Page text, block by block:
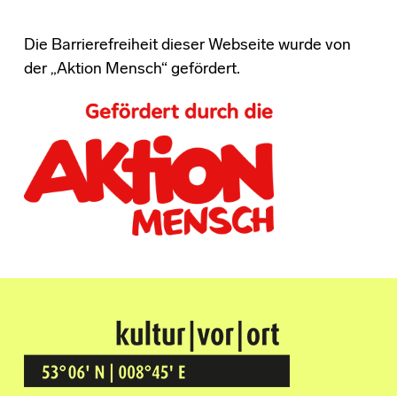
Die Barrierefreiheit dieser Webseite wurde von
der „Aktion Mensch“ gefördert.
Kultur Vor Ort
BREMEN GRÖPELINGEN